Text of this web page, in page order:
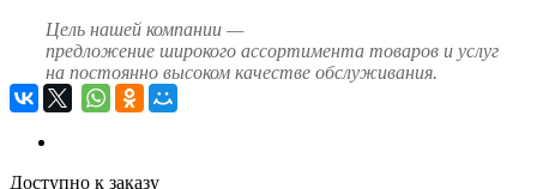
Цель нашей компании —
предложение широкого ассортимента товаров и услуг
на постоянно высоком качестве обслуживания.
Доступно к заказу